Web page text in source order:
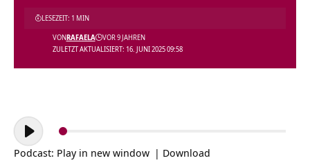
ZULETZT AKTUALISIERT: 16. JUNI 2025 09:58
VONRAFAELA VOR 9 JAHREN
LESEZEIT: 1 MIN
Audio-
Player
Podcast: Play in new window | Download